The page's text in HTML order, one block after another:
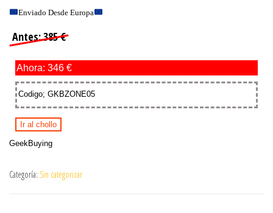
Enviado Desde Europa
Antes: 385 €
Ahora: 346 €
Codigo; GKBZONE05
Ir al chollo
GeekBuying
Categoría: Sin categorizar